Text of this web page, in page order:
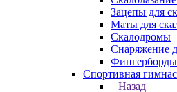
Зацепы для
Маты для
Скалодромы
Снаряжение
Фингерборды
Спортивная
Назад